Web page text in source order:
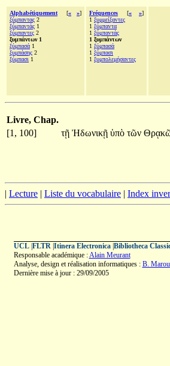
Alphabétiquement [« »]
ξύμπαντας 2
ξύμπαντάς 1
ξύμπαντες 2
ξυμπάντων 1
ξύμπασά 1
ξυμπάσης 2
ξύμπασι 1
Fréquences [« »]
1 ξυμμείξαντες
1 ξύμπαντα
1 ξύμπαντάς
1 ξυμπάντων
1 ξύμπασά
1 ξύμπασι
1 ξυμπολεμήσαντες
Livre, Chap.
[1, 100]
τῇ Ἠδωνικῇ ὑπὸ τῶν
| Lecture | Liste du vocabulaire | Index
UCL| FLTR| Itinera Electronica| Bibliotheca
Responsable académique :Alain Meurant
Analyse, design et réalisation informatiques : B.
Dernière mise à jour : 29/09/2005